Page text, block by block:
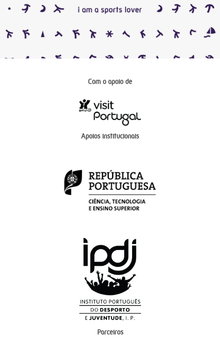
Com o apoio de
Apoios institucionais
Parceiros